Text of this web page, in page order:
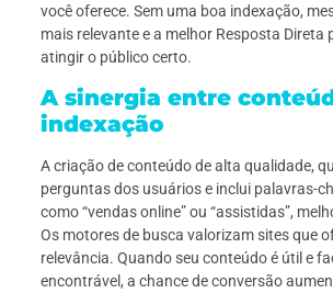
você oferece. Sem uma boa indexação,
mais relevante e a melhor Resposta Direta
atingir o público certo.
A sinergia entre
indexação
A criação de conteúdo de alta qualidade,
perguntas dos usuários e inclui palavras-
como “vendas online” ou “assistidas”,
Os motores de busca valorizam sites que
relevância. Quando seu conteúdo é útil e
encontrável, a chance de conversão